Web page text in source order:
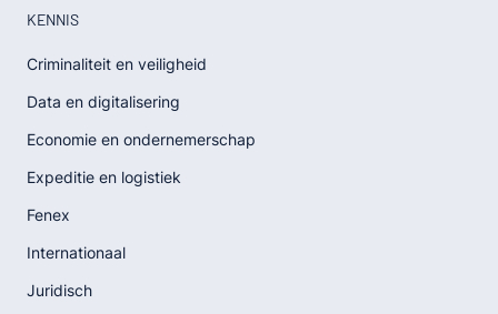
KENNIS
Criminaliteit en veiligheid
Data en digitalisering
Economie en ondernemerschap
Expeditie en logistiek
Fenex
Internationaal
Juridisch